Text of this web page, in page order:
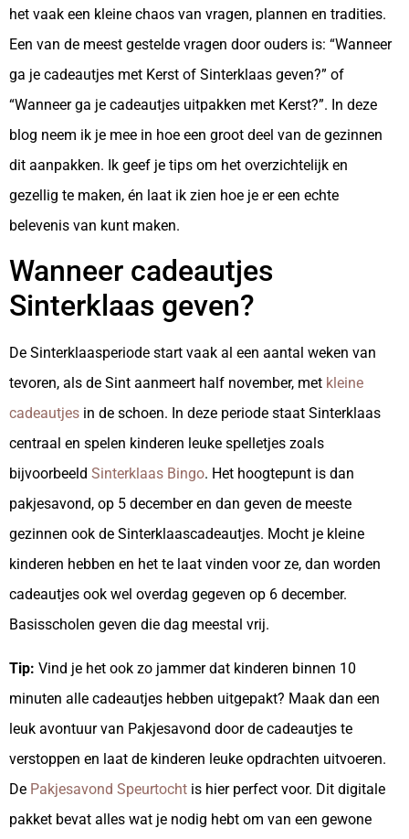
het vaak een kleine chaos van vragen, plannen en tradities.
Een van de meest gestelde vragen door ouders is: “Wanneer
ga je cadeautjes met Kerst of Sinterklaas geven?” of
“Wanneer ga je cadeautjes uitpakken met Kerst?”. In deze
blog neem ik je mee in hoe een groot deel van de gezinnen
dit aanpakken. Ik geef je tips om het overzichtelijk en
gezellig te maken, én laat ik zien hoe je er een echte
belevenis van kunt maken.
Wanneer cadeautjes
Sinterklaas geven?
De Sinterklaasperiode start vaak al een aantal weken van
tevoren, als de Sint aanmeert half november, met kleine
cadeautjes in de schoen. In deze periode staat Sinterklaas
centraal en spelen kinderen leuke spelletjes zoals
bijvoorbeeld Sinterklaas Bingo. Het hoogtepunt is dan
pakjesavond, op 5 december en dan geven de meeste
gezinnen ook de Sinterklaascadeautjes. Mocht je kleine
kinderen hebben en het te laat vinden voor ze, dan worden
cadeautjes ook wel overdag gegeven op 6 december.
Basisscholen geven die dag meestal vrij.
Tip: Vind je het ook zo jammer dat kinderen binnen 10
minuten alle cadeautjes hebben uitgepakt? Maak dan een
leuk avontuur van Pakjesavond door de cadeautjes te
verstoppen en laat de kinderen leuke opdrachten uitvoeren.
De Pakjesavond Speurtocht is hier perfect voor. Dit digitale
pakket bevat alles wat je nodig hebt om van een gewone